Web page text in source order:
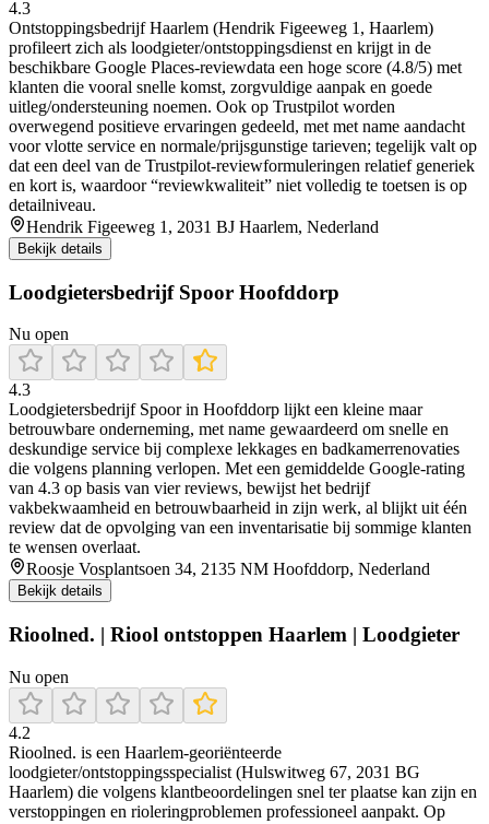
4.3
Ontstoppingsbedrijf Haarlem (Hendrik Figeeweg 1, Haarlem)
profileert zich als loodgieter/ontstoppingsdienst en krijgt in de
beschikbare Google Places-reviewdata een hoge score (4.8/5) met
klanten die vooral snelle komst, zorgvuldige aanpak en goede
uitleg/ondersteuning noemen. Ook op Trustpilot worden
overwegend positieve ervaringen gedeeld, met met name aandacht
voor vlotte service en normale/prijsgunstige tarieven; tegelijk valt op
dat een deel van de Trustpilot-reviewformuleringen relatief generiek
en kort is, waardoor “reviewkwaliteit” niet volledig te toetsen is op
detailniveau.
Hendrik Figeeweg 1, 2031 BJ Haarlem, Nederland
Bekijk details
Loodgietersbedrijf Spoor Hoofddorp
Nu open
4.3
Loodgietersbedrijf Spoor in Hoofddorp lijkt een kleine maar
betrouwbare onderneming, met name gewaardeerd om snelle en
deskundige service bij complexe lekkages en badkamerrenovaties
die volgens planning verlopen. Met een gemiddelde Google-rating
van 4.3 op basis van vier reviews, bewijst het bedrijf
vakbekwaamheid en betrouwbaarheid in zijn werk, al blijkt uit één
review dat de opvolging van een inventarisatie bij sommige klanten
te wensen overlaat.
Roosje Vosplantsoen 34, 2135 NM Hoofddorp, Nederland
Bekijk details
Rioolned. | Riool ontstoppen Haarlem | Loodgieter
Nu open
4.2
Rioolned. is een Haarlem-georiënteerde
loodgieter/ontstoppingsspecialist (Hulswitweg 67, 2031 BG
Haarlem) die volgens klantbeoordelingen snel ter plaatse kan zijn en
verstoppingen en rioleringproblemen professioneel aanpakt. Op